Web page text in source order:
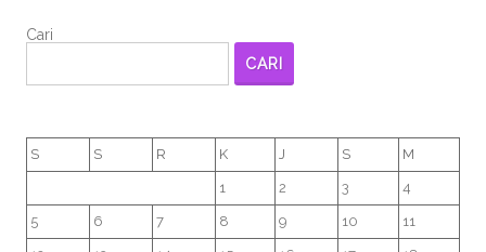
Cari
CARI
S S R K J S M
1 2 3 4
5 6 7 8 9 10 11